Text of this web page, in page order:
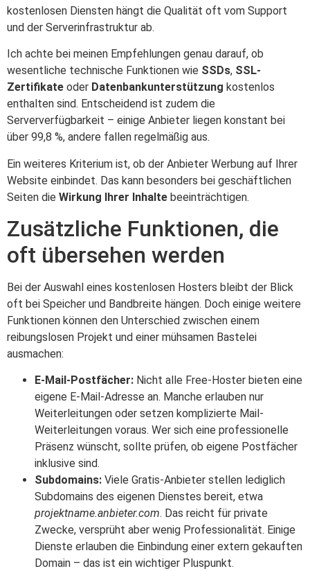
kostenlosen Diensten hängt die Qualität oft vom Support
und der Serverinfrastruktur ab.
Ich achte bei meinen Empfehlungen genau darauf, ob
wesentliche technische Funktionen wie SSDs, SSL-
Zertifikate oder Datenbankunterstützung kostenlos
enthalten sind. Entscheidend ist zudem die
Serververfügbarkeit – einige Anbieter liegen konstant bei
über 99,8 %, andere fallen regelmäßig aus.
Ein weiteres Kriterium ist, ob der Anbieter Werbung auf Ihrer
Website einbindet. Das kann besonders bei geschäftlichen
Seiten die Wirkung Ihrer Inhalte beeinträchtigen.
Zusätzliche Funktionen, die
oft übersehen werden
Bei der Auswahl eines kostenlosen Hosters bleibt der Blick
oft bei Speicher und Bandbreite hängen. Doch einige weitere
Funktionen können den Unterschied zwischen einem
reibungslosen Projekt und einer mühsamen Bastelei
ausmachen:
E-Mail-Postfächer: Nicht alle Free-Hoster bieten eine
eigene E-Mail-Adresse an. Manche erlauben nur
Weiterleitungen oder setzen komplizierte Mail-
Weiterleitungen voraus. Wer sich eine professionelle
Präsenz wünscht, sollte prüfen, ob eigene Postfächer
inklusive sind.
Subdomains: Viele Gratis-Anbieter stellen lediglich
Subdomains des eigenen Dienstes bereit, etwa
projektname.anbieter.com. Das reicht für private
Zwecke, versprüht aber wenig Professionalität. Einige
Dienste erlauben die Einbindung einer extern gekauften
Domain – das ist ein wichtiger Pluspunkt.